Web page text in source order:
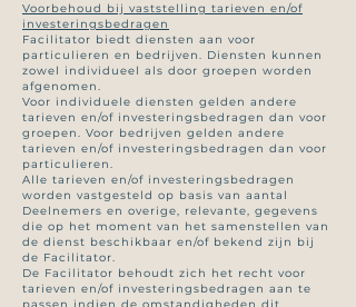
Voorbehoud bij vaststelling tarieven en/of
investeringsbedragen
Facilitator biedt diensten aan voor
particulieren en bedrijven. Diensten kunnen
zowel individueel als door groepen worden
afgenomen.
Voor individuele diensten gelden andere
tarieven en/of investeringsbedragen dan voor
groepen. Voor bedrijven gelden andere
tarieven en/of investeringsbedragen dan voor
particulieren.
Alle tarieven en/of investeringsbedragen
worden vastgesteld op basis van aantal
Deelnemers en overige, relevante, gegevens
die op het moment van het samenstellen van
de dienst beschikbaar en/of bekend zijn bij
de Facilitator.
De Facilitator behoudt zich het recht voor
tarieven en/of investeringsbedragen aan te